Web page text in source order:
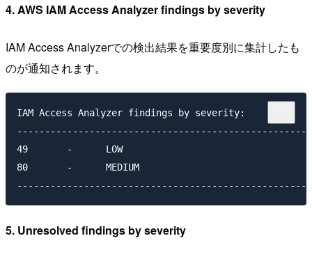
4. AWS IAM Access Analyzer findings by severity
IAM Access Analyzerでの検出結果を重要度別に集計したも
のが通知されます。
IAM Access Analyzer findings by severity:
49       -      LOW
80       -      MEDIUM
5. Unresolved findings by severity